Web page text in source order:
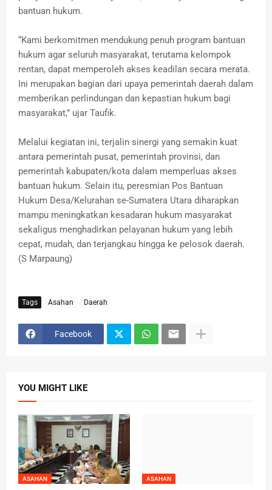
bantuan hukum.
“Kami berkomitmen mendukung penuh program bantuan
hukum agar seluruh masyarakat, terutama kelompok
rentan, dapat memperoleh akses keadilan secara merata.
Ini merupakan bagian dari upaya pemerintah daerah dalam
memberikan perlindungan dan kepastian hukum bagi
masyarakat,” ujar Taufik.
Melalui kegiatan ini, terjalin sinergi yang semakin kuat
antara pemerintah pusat, pemerintah provinsi, dan
pemerintah kabupaten/kota dalam memperluas akses
bantuan hukum. Selain itu, peresmian Pos Bantuan
Hukum Desa/Kelurahan se-Sumatera Utara diharapkan
mampu meningkatkan kesadaran hukum masyarakat
sekaligus menghadirkan pelayanan hukum yang lebih
cepat, mudah, dan terjangkau hingga ke pelosok daerah.
(S Marpaung)
Tags Asahan Daerah
Facebook
YOU MIGHT LIKE
ASAHAN ASAHAN